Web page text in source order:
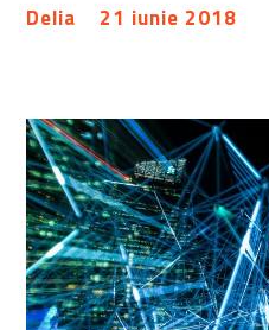
Delia 21 iunie 2018